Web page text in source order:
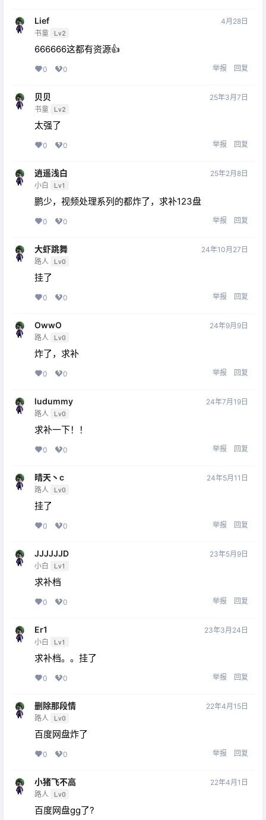
Lief
书童 Lv2
4月28日
666666这都有资源👍
0 0 举报 回复
贝贝
书童 Lv2
25年3月7日
太强了
0 0 举报 回复
逍遥浅白
小白 Lv1
25年2月8日
鹏少，视频处理系列的都炸了，求补123盘
0 0 举报 回复
大虾跳舞
路人 Lv0
24年10月27日
挂了
0 0 举报 回复
OwwO
路人 Lv0
24年9月9日
炸了，求补
0 0 举报 回复
ludummy
路人 Lv0
24年7月19日
求补一下！！
0 0 举报 回复
晴天丶c
路人 Lv0
24年5月11日
挂了
0 0 举报 回复
JJJJJJD
小白 Lv1
23年5月9日
求补档
0 0 举报 回复
Er1
小白 Lv1
23年3月24日
求补档。。挂了
0 0 举报 回复
删除那段情
路人 Lv0
22年4月15日
百度网盘炸了
0 0 举报 回复
小猪飞不高
路人 Lv0
22年4月1日
百度网盘gg了?